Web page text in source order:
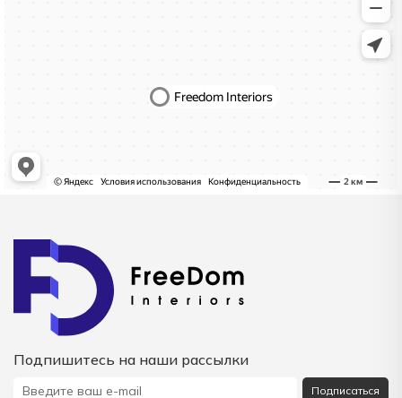
Подпишитесь на наши рассылки
Подписаться